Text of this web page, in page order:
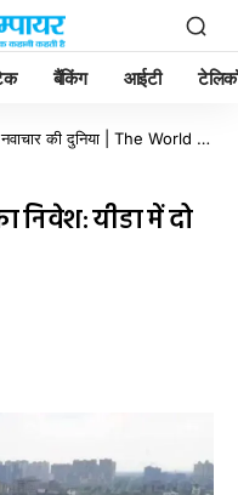
बैंकिंग आईटी
The Industrial Empire - उद्योग, व्यापार और नवाचार की दुनिया | The World of Industry, Business & Innovation
निवेश: यीडा में दो